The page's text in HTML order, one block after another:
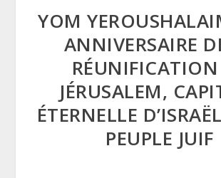
YOM
ANNIVERSAIRE
JÉRUSALEM,
ÉTERNELLE
PEUPLE JUIF